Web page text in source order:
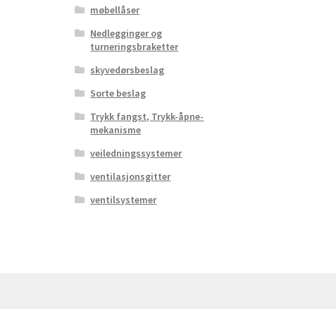
møbellåser
Nedlegginger og
turneringsbraketter
skyvedørsbeslag
Sorte beslag
Trykk fangst, Trykk-åpne-
mekanisme
veiledningssystemer
ventilasjonsgitter
ventilsystemer